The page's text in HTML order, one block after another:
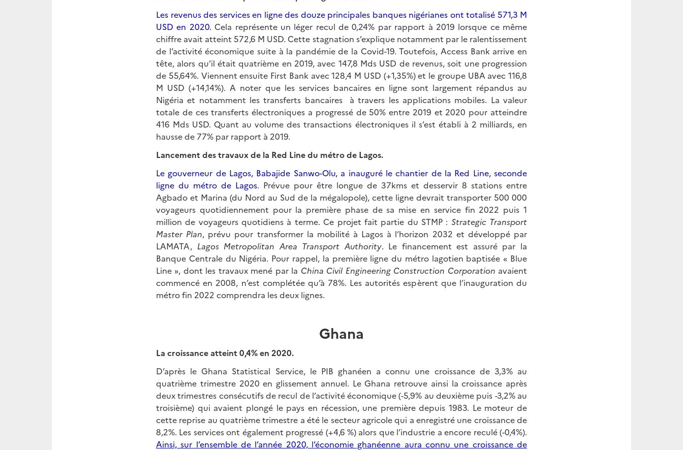
Les revenus des services en ligne des douze principales banques nigérianes ont totalisé 571,3 M
USD en 2020. Cela représente un léger recul de 0,24% par rapport à 2019 lorsque ce même
chiffre avait atteint 572,6 M USD. Cette stagnation s’explique notamment par le ralentissement
de l’activité économique suite à la pandémie de la Covid-19. Toutefois, Access Bank arrive en
tête, alors qu’il était quatrième en 2019, avec 147,8 Mds USD de revenus, soit une progression
de 55,64%. Viennent ensuite First Bank avec 128,4 M USD (+1,35%) et le groupe UBA avec 116,8
M USD (+14,14%). A noter que les services bancaires en ligne sont largement répandus au
Nigéria et notamment les transferts bancaires à travers les applications mobiles. La valeur
totale de ces transferts électroniques a progressé de 50% entre 2019 et 2020 pour atteindre
416 Mds USD. Quant au volume des transactions électroniques il s’est établi à 2 milliards, en
hausse de 77% par rapport à 2019.
Lancement des travaux de la Red Line du métro de Lagos.
Le gouverneur de Lagos, Babajide Sanwo-Olu, a inauguré le chantier de la Red Line, seconde
ligne du métro de Lagos. Prévue pour être longue de 37kms et desservir 8 stations entre
Agbado et Marina (du Nord au Sud de la mégalopole), cette ligne devrait transporter 500 000
voyageurs quotidiennement pour la première phase de sa mise en service fin 2022 puis 1
million de voyageurs quotidiens à terme. Ce projet fait partie du STMP : Strategic Transport
Master Plan, prévu pour transformer la mobilité à Lagos à l’horizon 2032 et développé par
LAMATA, Lagos Metropolitan Area Transport Authority. Le financement est assuré par la
Banque Centrale du Nigéria. Pour rappel, la première ligne du métro lagotien baptisée « Blue
Line », dont les travaux mené par la China Civil Engineering Construction Corporation avaient
commencé en 2008, n’est complétée qu’à 78%. Les autorités espèrent que l’inauguration du
métro fin 2022 comprendra les deux lignes.
Ghana
La croissance atteint 0,4% en 2020.
D’après le Ghana Statistical Service, le PIB ghanéen a connu une croissance de 3,3% au
quatrième trimestre 2020 en glissement annuel. Le Ghana retrouve ainsi la croissance après
deux trimestres consécutifs de recul de l’activité économique (-5,9% au deuxième puis -3,2% au
troisième) qui avaient plongé le pays en récession, une première depuis 1983. Le moteur de
cette reprise au quatrième trimestre a été le secteur agricole qui a enregistré une croissance de
8,2%. Les services ont également progressé (+4,6 %) alors que l’industrie a encore reculé (-0,4%).
Ainsi, sur l’ensemble de l’année 2020, l’économie ghanéenne aura connu une croissance de